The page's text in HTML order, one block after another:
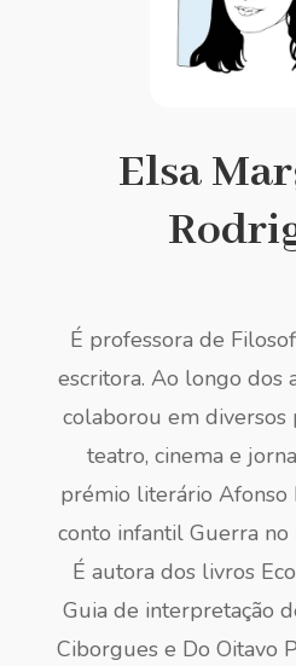
Elsa
É professora de
escritora. Ao longo dos
colaborou em diversos
teatro, cinema e
prémio literário Afonso
conto infantil Guerra no
É autora dos livros
Guia de interpretação
Ciborgues e Do Oitavo